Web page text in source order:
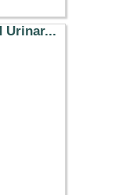
Urinar...